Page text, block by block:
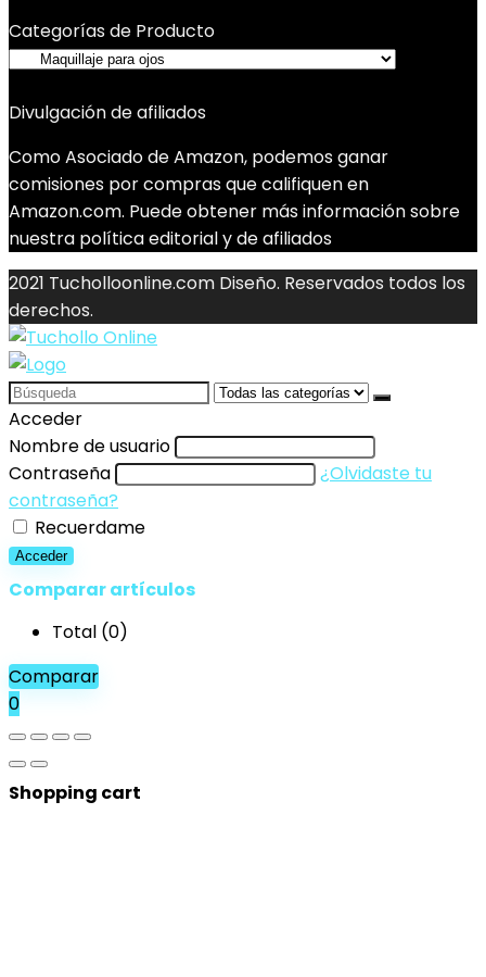
Categorías de Producto
Divulgación de afiliados
Como Asociado de Amazon, podemos ganar
comisiones por compras que califiquen en
Amazon.com. Puede obtener más información sobre
nuestra política editorial y de afiliados
2021 Tucholloonline.com Diseño. Reservados todos los
derechos.
Search
for:
Acceder
Nombre de usuario
Contraseña
¿Olvidaste tu
contraseña?
Recuerdame
Acceder
Comparar artículos
Total (0)
Comparar
0
Shopping cart